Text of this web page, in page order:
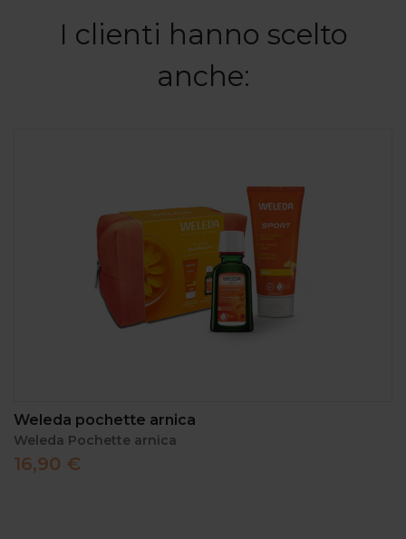
I clienti hanno scelto
anche:
Weleda pochette arnica
Weleda Pochette arnica
16,90 €